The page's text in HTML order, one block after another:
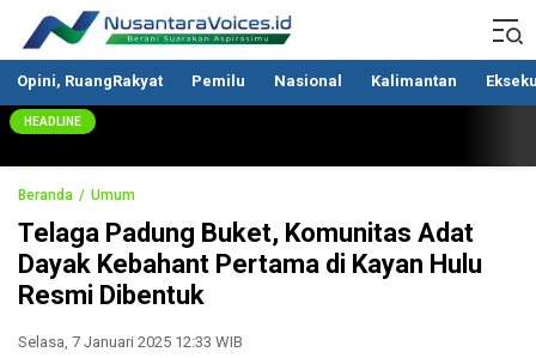
Nusantaravoices.id
Berani Suarakan Aspirasimu
Opini, RuangRakyat Pemilu Nasional Kalimantan
HEADLINE
Beranda Umum
Telaga Padung Buket, Komunitas Adat
Dayak Kebahant Pertama di Kayan Hulu
Resmi Dibentuk
Selasa, 7 Januari 2025 12:33 WIB